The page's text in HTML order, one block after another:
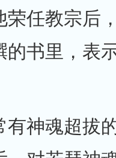
荣任教宗后
的书里，表
魂超拔的